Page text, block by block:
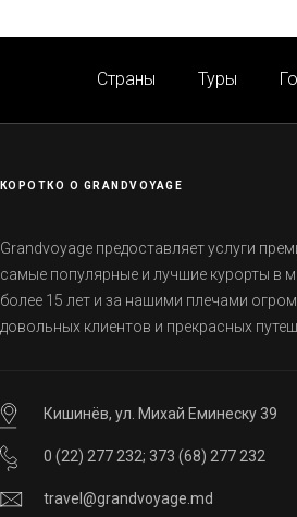
Страны Туры
КОРОТКО О GRANDVOYAGE
Grandvoyage предоставляет услуги
самые популярные и лучшие курорты в
более 15 лет и за нашими плечами
довольных клиентов и прекрасных
Кишинёв, ул. Михай Еминеску 39
0 (22) 277 232; 373 (68) 277 232
travel@grandvoyage.md